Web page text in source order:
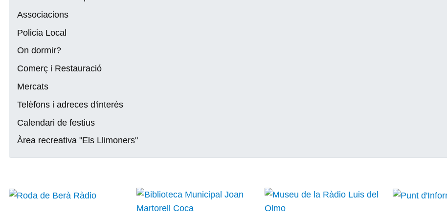
Associacions
Policia Local
On dormir?
Comerç i Restauració
Mercats
Telèfons i adreces d'interès
Calendari de festius
Àrea recreativa "Els Llimoners"